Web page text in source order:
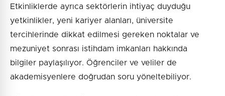
Etkinliklerde ayrıca sektörlerin ihtiyaç duyduğu
yetkinlikler, yeni kariyer alanları, üniversite
tercihlerinde dikkat edilmesi gereken noktalar ve
mezuniyet sonrası istihdam imkanları hakkında
bilgiler paylaşılıyor. Öğrenciler ve veliler de
akademisyenlere doğrudan soru yöneltebiliyor.